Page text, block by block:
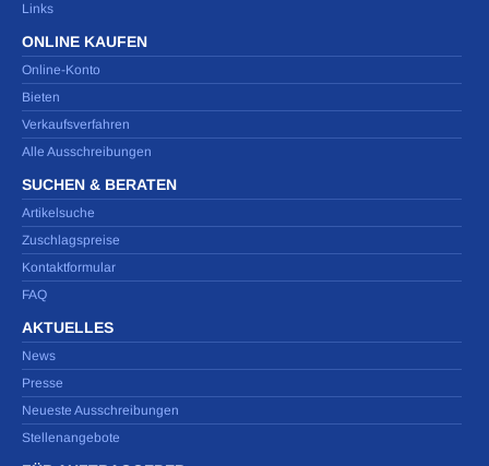
Links
ONLINE KAUFEN
Online-Konto
Bieten
Verkaufsverfahren
Alle Ausschreibungen
SUCHEN & BERATEN
Artikelsuche
Zuschlagspreise
Kontaktformular
FAQ
AKTUELLES
News
Presse
Neueste Ausschreibungen
Stellenangebote